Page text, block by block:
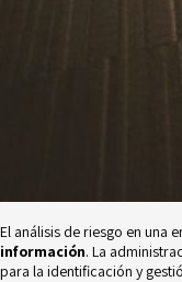
El análisis de riesgo en una
información. La
para la identificación y